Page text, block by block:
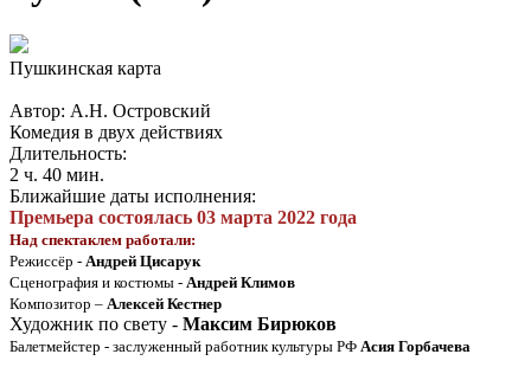
Пушкинская карта
Автор: А.Н. Островский
Комедия в двух действиях
Длительность:
2 ч. 40 мин.
Ближайшие даты исполнения:
Премьера состоялась 03 марта 2022 года
Над спектаклем работали:
Режиссёр - Андрей Цисарук
Сценография и костюмы - Андрей Климов
Композитор – Алексей Кестнер
Художник по свету - Максим Бирюков
Балетмейстер - заслуженный работник культуры РФ Асия Горбачева